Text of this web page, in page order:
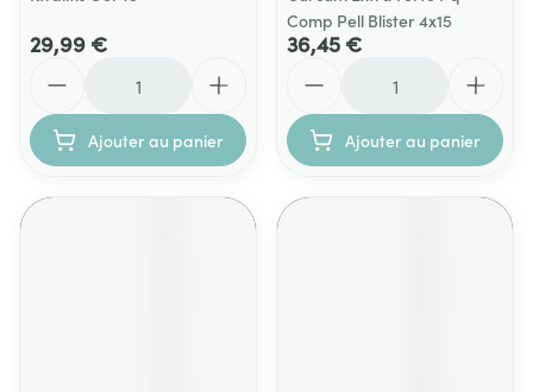
29,99 €
Ajouter au panier
Comp Pell Blister 4x15
36,45 €
Ajouter au panier